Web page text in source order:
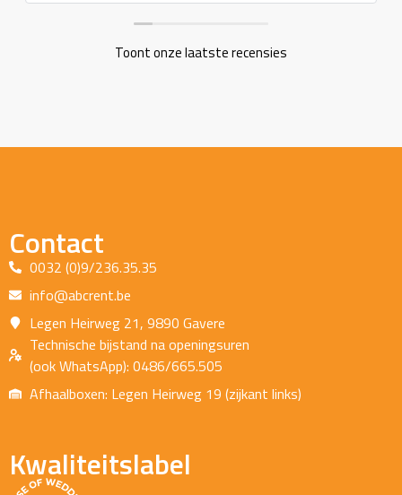
Toont onze laatste recensies
Contact
0032 (0)9/236.35.35
info@abcrent.be
Legen Heirweg 21, 9890 Gavere
Technische bijstand na openingsuren
(ook WhatsApp): 0486/665.505
Afhaalboxen: Legen Heirweg 19 (zijkant links)
Kwaliteitslabel